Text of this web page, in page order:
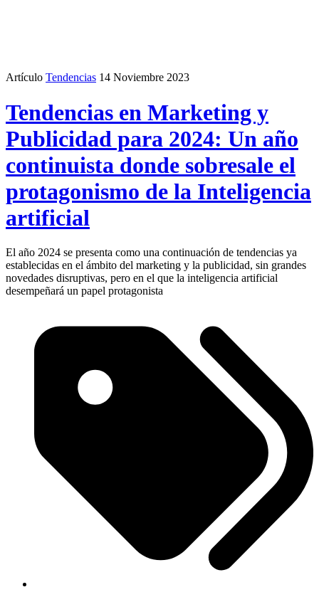
Artículo Tendencias 14 Noviembre 2023
Tendencias en Marketing y
Publicidad para 2024: Un año
continuista donde sobresale el
protagonismo de la Inteligencia
artificial
El año 2024 se presenta como una continuación de tendencias ya
establecidas en el ámbito del marketing y la publicidad, sin grandes
novedades disruptivas, pero en el que la inteligencia artificial
desempeñará un papel protagonista